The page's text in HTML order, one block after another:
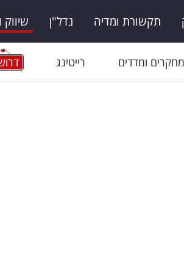
תקשורת ומדיה נדל"ן
מחקרים ומדדים רייטינג